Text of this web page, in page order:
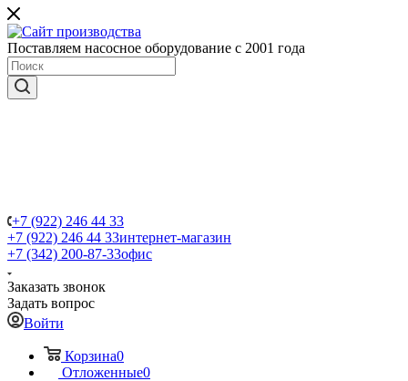
Поставляем насосное оборудование с 2001 года
+7 (922) 246 44 33
+7 (922) 246 44 33интернет-магазин
+7 (342) 200-87-33офис
Заказать звонок
Задать вопрос
Войти
Корзина0
Отложенные0